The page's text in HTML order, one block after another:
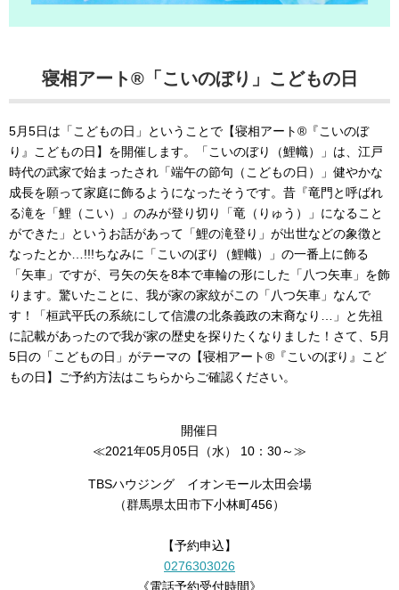
寝相アート®「こいのぼり」こどもの日
5月5日は「こどもの日」ということで【寝相アート®『こいのぼ
り』こどもの日】を開催します。「こいのぼり（鯉幟）」は、江戸
時代の武家で始まったされ「端午の節句（こどもの日）」健やかな
成長を願って家庭に飾るようになったそうです。昔『竜門と呼ばれ
る滝を「鯉（こい）」のみが登り切り「竜（りゅう）」になること
ができた」というお話があって「鯉の滝登り」が出世などの象徴と
なったとか…!!!ちなみに「こいのぼり（鯉幟）」の一番上に飾る
「矢車」ですが、弓矢の矢を8本で車輪の形にした「八つ矢車」を飾
ります。驚いたことに、我が家の家紋がこの「八つ矢車」なんで
す！「桓武平氏の系統にして信濃の北条義政の末裔なり…」と先祖
に記載があったので我が家の歴史を探りたくなりました！さて、5月
5日の「こどもの日」がテーマの【寝相アート®『こいのぼり』こど
もの日】ご予約方法はこちらからご確認ください。
開催日
≪2021年05月05日（水） 10：30～≫
TBSハウジング イオンモール太田会場
（群馬県太田市下小林町456）
【予約申込】
0276303026
《電話予約受付時間》